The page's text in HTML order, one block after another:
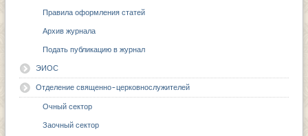
Правила оформления статей
Архив журнала
Подать публикацию в журнал
ЭИОС
Отделение священно-церковнослужителей
Очный сектор
Заочный сектор